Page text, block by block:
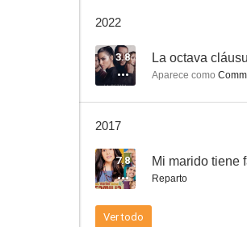
2022
3.8 La octava
Aparece como
2017
7.8 Mi marido tiene
Reparto
Ver todo